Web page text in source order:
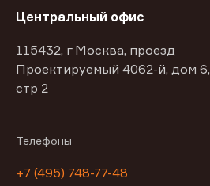
Центральный офис
115432, г Москва, проезд
Проектируемый 4062-й, дом 6,
стр 2
Телефоны
+7 (495) 748-77-48